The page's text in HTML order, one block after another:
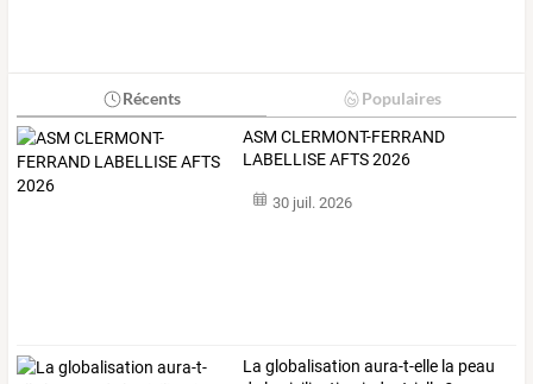
Récents Populaires
ASM CLERMONT-FERRAND
LABELLISE AFTS 2026
30 juil. 2026
La globalisation aura-t-elle la peau